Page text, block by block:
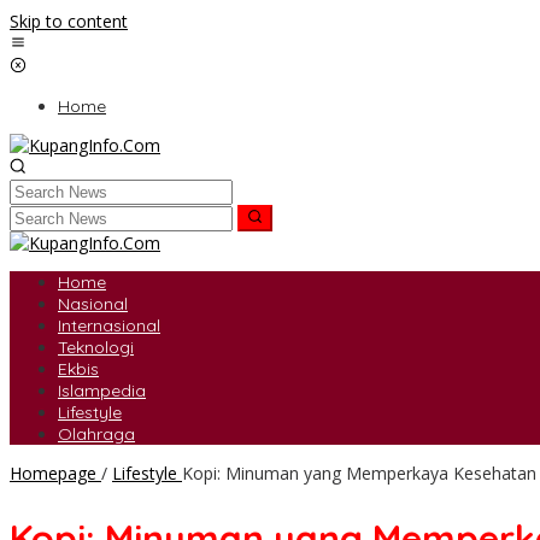
Skip to content
Home
Home
Nasional
Internasional
Teknologi
Ekbis
Islampedia
Lifestyle
Olahraga
Homepage / Lifestyle Kopi: Minuman yang Memperkaya Kesehatan